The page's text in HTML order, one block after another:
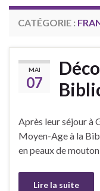
CATÉGORIE :
MAI
07
Après leur séjour à
Moyen-Age à la
en peaux de
Lire la suite